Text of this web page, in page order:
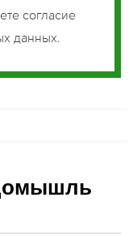
согласие
данных.